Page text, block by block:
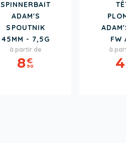
SPINNERBAIT
ADAM'S
SPOUTNIK
45MM - 7,5G
Prix
à partir de
8€
90
FW
Prix
à
4